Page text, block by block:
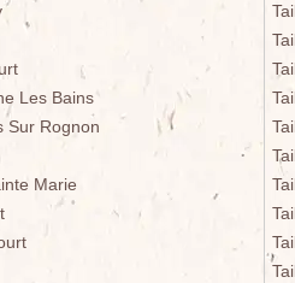
Les Bains
Sur Rognon
Marie